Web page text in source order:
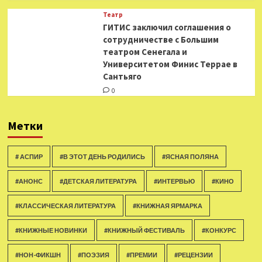
Театр
ГИТИС заключил соглашения о
сотрудничестве с Большим
театром Сенегала и
Университетом Финис Террае в
Сантьяго
0
Метки
# АСПИР #В ЭТОТ ДЕНЬ РОДИЛИСЬ #ЯСНАЯ ПОЛЯНА
#АНОНС #ДЕТСКАЯ ЛИТЕРАТУРА #ИНТЕРВЬЮ #КИНО
#КЛАССИЧЕСКАЯ ЛИТЕРАТУРА #КНИЖНАЯ ЯРМАРКА
#КНИЖНЫЕ НОВИНКИ #КНИЖНЫЙ ФЕСТИВАЛЬ #КОНКУРС
#НОН-ФИКШН #ПОЭЗИЯ #ПРЕМИИ #РЕЦЕНЗИИ